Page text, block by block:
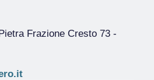
Frazione Cresto 73-